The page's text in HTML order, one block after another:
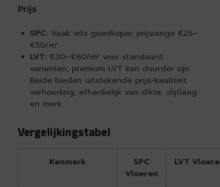
Prijs
SPC: Vaak iets goedkoper, prijsrange €25–
€50/m².
LVT: €30–€60/m² voor standaard
varianten, premium LVT kan duurder zijn.
Beide bieden uitstekende prijs-kwaliteit
verhouding, afhankelijk van dikte, slijtlaag
en merk.
Vergelijkingstabel
Kenmerk
SPC
Vloeren
LVT